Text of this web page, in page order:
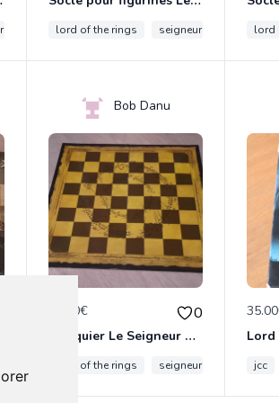
des anneaux lotr eaglemoss
lord of the rings seigneur des anneaux
lord
lotr eaglemoss
Bob Danu
25.00€ 0
Échiquier Le Seigneur des Anneaux Eaglemoss
lord of the rings seigneur des anneaux
jcc